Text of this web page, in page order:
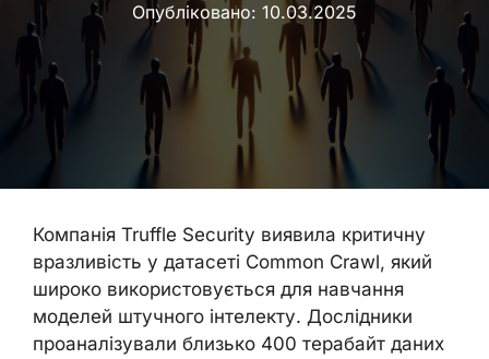
Опубліковано: 10.03.2025
Компанія Truffle Security виявила критичну
вразливість у датасеті Common Crawl, який
широко використовується для навчання
моделей штучного інтелекту. Дослідники
проаналізували близько 400 терабайт даних